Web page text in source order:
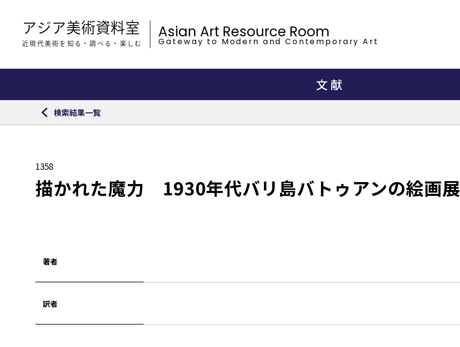
アジア美術資料室
近現代美術を知る・調べる・楽しむ
Asian Art Resource Room
Gateway to Modern and Contemporary Art
文献
検索結果一覧
1358
描かれた魔力 1930年代バリ島バトゥアンの絵画展
著者
訳者